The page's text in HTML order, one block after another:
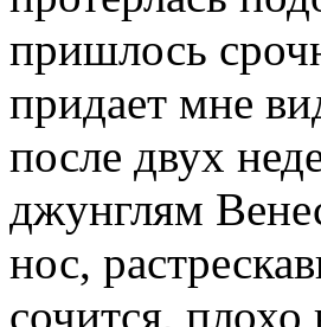
пришлось
придает мне
после двух
джунглям
нос,
сочится,